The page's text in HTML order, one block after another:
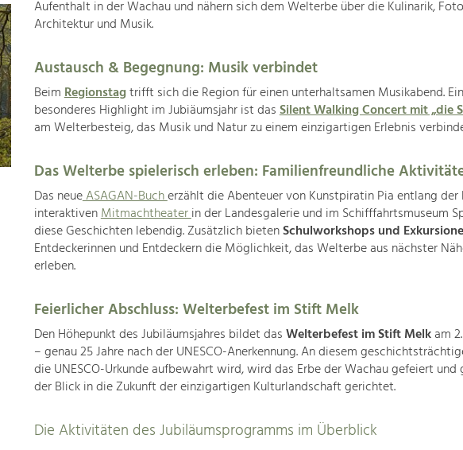
Aufenthalt in der Wachau und nähern sich dem Welterbe über die Kulinarik,
Architektur und Musik.
Austausch & Begegnung: Musik verbindet
BeimRegionstagtrifft sich die Region für einen unterhaltsamen Musikabend. Ein
besonderes Highlight im Jubiäumsjahr ist dasSilent Walking Concert mit „die
am Welterbesteig, das Musik und Natur zu einem einzigartigen Erlebnis
Das Welterbe spielerisch erleben: Familienfreundliche
Das neueASAGAN-Bucherzählt die Abenteuer von Kunstpiratin Pia entlang der
interaktivenMitmachtheaterin der Landesgalerie und im Schifffahrtsmuseum
diese Geschichten lebendig. Zusätzlich bietenSchulworkshops und
Entdeckerinnen und Entdeckern die Möglichkeit, das Welterbe aus nächster
erleben.
Feierlicher Abschluss: Welterbefest im Stift Melk
Den Höhepunkt des Jubiläumsjahres bildet dasWelterbefest im Stift Melkam
– genau 25 Jahre nach der UNESCO-Anerkennung. An diesem
die UNESCO-Urkunde aufbewahrt wird, wird das Erbe der Wachau gefeiert
der Blick in die Zukunft der einzigartigen Kulturlandschaft gerichtet.
Die Aktivitäten des Jubiläumsprogramms im Überblick